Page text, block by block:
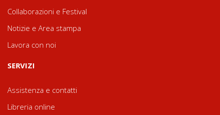
Collaborazioni e Festival
Notizie e Area stampa
Lavora con noi
SERVIZI
Assistenza e contatti
Libreria online